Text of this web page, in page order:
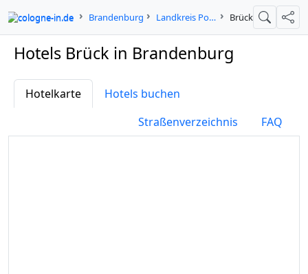
cologne-in.de Brandenburg Landkreis Potsdam-Mittelmark Brück Suche
Hotels Brück in Brandenburg
Hotelkarte
Hotels buchen
Straßenverzeichnis
FAQ